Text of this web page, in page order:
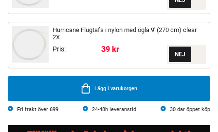
Hurricane Flugtafs i nylon med ögla 9' (270 cm) clear
2X
Pris: 39 kr
Lägg i varukorgen
Fri frakt över 699 24-48h leveranstid 30 dar öppet köp